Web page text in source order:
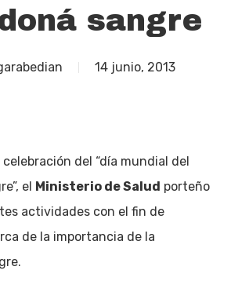
sangre
14 junio, 2013
del “día mundial del
el Ministerio de Salud porteño
actividades con el fin de
de la importancia de la